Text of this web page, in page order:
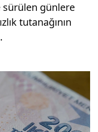
günlere
tutanağının